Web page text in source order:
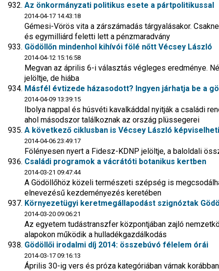
Az önkormányzati politikus esete a pártpolitikussal
2014-04-17 14:43:18
Gémesi-Vörös vita a zárszámadás tárgyalásakor.
és egymilliárd feletti lett a pénzmaradvány
Gödöllőn mindenhol kihívói fölé nőtt Vécsey László
2014-04-12 15:16:58
Megvan az április 6-i választás végleges eredménye.
jelöltje, de hiába
Másfél évtizede házasodott? Ingyen járhatja be a
2014-04-09 13:39:15
Ibolya nappal és húsvéti kavalkáddal nyitják a családi
ahol másodszor találkoznak az ország plüssegerei
A következő ciklusban is Vécsey László
2014-04-06 23:49:17
Fölényesen nyert a Fidesz-KDNP jelöltje, a baloldali
Családi programok a vácrátóti botanikus kertben
2014-03-21 09:47:44
A Gödöllőhöz közeli természeti szépség is
elnevezésű kezdeményezés keretében
Környezetügyi keretmegállapodást szignóztak
2014-03-20 09:06:21
Az egyetem tudástranszfer központjában zajló
alapokon működik a hulladékgazdálkodás
Gödöllői irodalmi díj 2014: összebúvó félelem órái
2014-03-17 09:16:13
Április 30-ig vers és próza kategóriában várnak